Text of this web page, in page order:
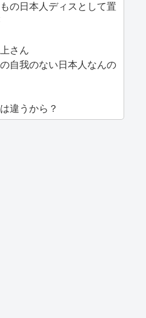
の日本人ディスとして置
さん
自我のない日本人なんの
違うから？